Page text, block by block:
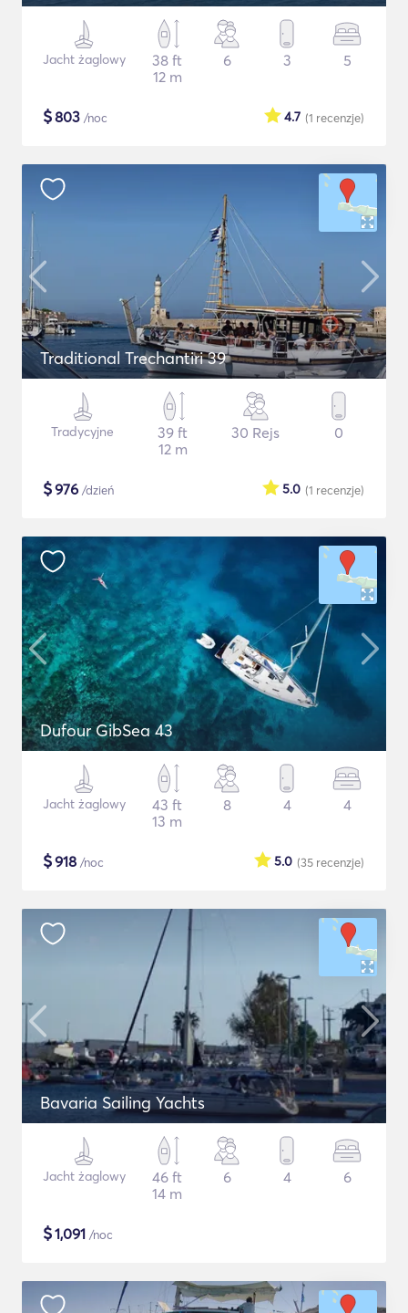
Jacht żaglowy
38 ft
12 m
6 3 5
$803 /noc (1 recenzje)
4.7
Traditional Trechantiri 39
Tradycyjne
39 ft
12 m
30 Rejs 0
$976 /dzień (1 recenzje)
5.0
Dufour GibSea 43
Jacht żaglowy
43 ft
13 m
8 4 4
$918 /noc (35 recenzje)
5.0
Bavaria Sailing Yachts
Jacht żaglowy
46 ft
14 m
6 4 6
$1,091 /noc